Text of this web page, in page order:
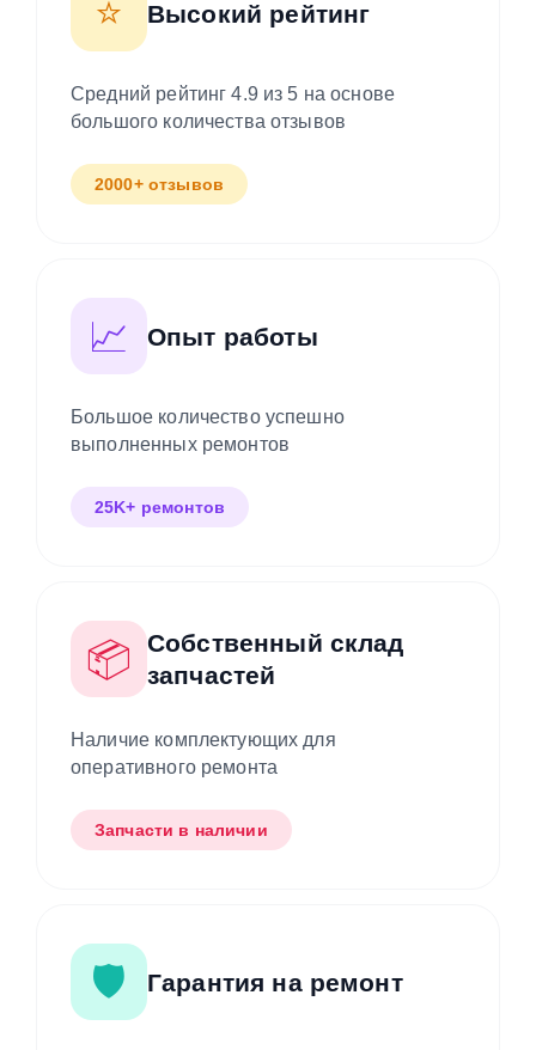
⭐ Высокий рейтинг
Средний рейтинг 4.9 из 5 на основе
большого количества отзывов
2000+ отзывов
📈 Опыт работы
Большое количество успешно
выполненных ремонтов
25K+ ремонтов
📦
Собственный склад
запчастей
Наличие комплектующих для
оперативного ремонта
Запчасти в наличии
🛡️ Гарантия на ремонт